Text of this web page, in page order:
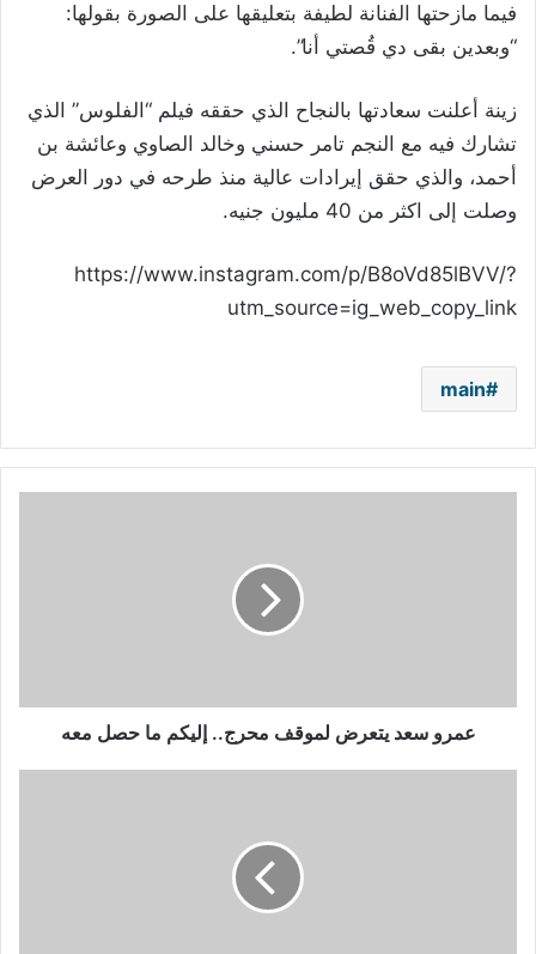
فيما مازحتها الفنانة لطيفة بتعليقها على الصورة بقولها:
“وبعدين بقى دي قُصتي أنا”.
زينة أعلنت سعادتها بالنجاح الذي حققه فيلم “الفلوس” الذي
تشارك فيه مع النجم تامر حسني وخالد الصاوي وعائشة بن
أحمد، والذي حقق إيرادات عالية منذ طرحه في دور العرض
وصلت إلى اكثر من 40 مليون جنيه.
https://www.instagram.com/p/B8oVd85lBVV/?
utm_source=ig_web_copy_link
main
معه
عمرو سعد يتعرض لموقف محرج.. إليكم ما حصل معه